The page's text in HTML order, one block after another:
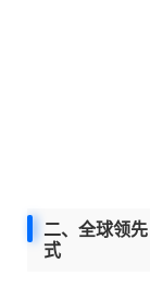
二、全球领
式